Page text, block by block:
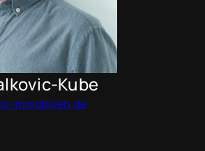
Kube
immobilien.de